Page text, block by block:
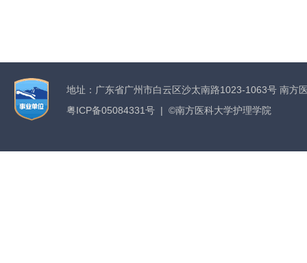
地址：广东省广州市白云区沙太南路1023-1063号 南方
粤ICP备05084331号 | ©南方医科大学护理学院